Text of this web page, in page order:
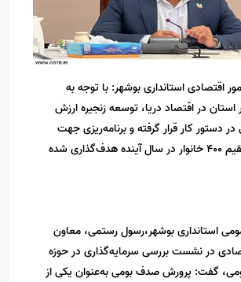
اقتصادی استانداری بوشهر: با توجه به
در اقتصاد دریا، توسعه زنجیره‌ ارزش
دستور کار قرار گرفته و برنامه‌ریزی جهت
ایجاد اشتغال مستقیم ۴۰۰ خانوار در سال آینده هدف‌گذاری شده
استانداری بوشهر،رسول رستمی، معاون
در نشست بررسی سرمایه‌گذاری در حوزه
گفت: پرورش صدف بومی به‌عنوان یکی از